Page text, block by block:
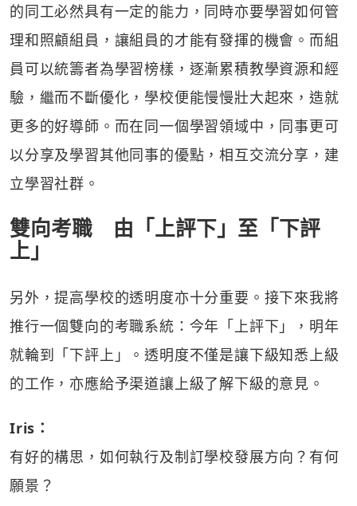
的同工必然具有一定的能力，同時亦要學習如何管
理和照顧組員，讓組員的才能有發揮的機會。而組
員可以統籌者為學習榜樣，逐漸累積教學資源和經
驗，繼而不斷優化，學校便能慢慢壯大起來，造就
更多的好導師。而在同一個學習領域中，同事更可
以分享及學習其他同事的優點，相互交流分享，建
立學習社群。
雙向考職 由「上評下」至「下評
上」
另外，提高學校的透明度亦十分重要。接下來我將
推行一個雙向的考職系統：今年「上評下」，明年
就輪到「下評上」。透明度不僅是讓下級知悉上級
的工作，亦應給予渠道讓上級了解下級的意見。
Iris：
有好的構思，如何執行及制訂學校發展方向？有何
願景？